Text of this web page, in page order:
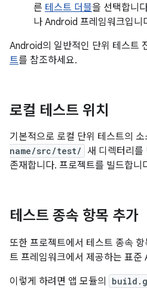
른 테스트 더블을 선택합니
나 Android 프레임워크입니
Android의 일반적인 단위 테스트
트를 참조하세요.
로컬 테스트 위치
기본적으로 로컬 단위 테스트의
name/src/test/ 새 디렉터리를
존재합니다. 프로젝트를 빌드합니
테스트 종속 항목 추가
또한 프로젝트에서 테스트 종속 항
트 프레임워크에서 제공하는 표준
이렇게 하려면 앱 모듈의